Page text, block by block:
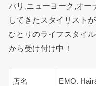
パリ,ニューヨーク,オー
してきたスタイリスト
ひとりのライフスタイ
から受け付け中！
店名 EMO.